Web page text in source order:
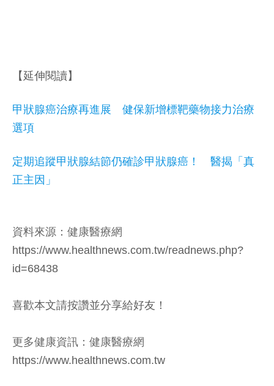
【延伸閱讀】
甲狀腺癌治療再進展 健保新增標靶藥物接力治療
選項
定期追蹤甲狀腺結節仍確診甲狀腺癌！ 醫揭「真
正主因」
資料來源：健康醫療網
https://www.healthnews.com.tw/readnews.php?
id=68438
喜歡本文請按讚並分享給好友！
更多健康資訊：健康醫療網
https://www.healthnews.com.tw